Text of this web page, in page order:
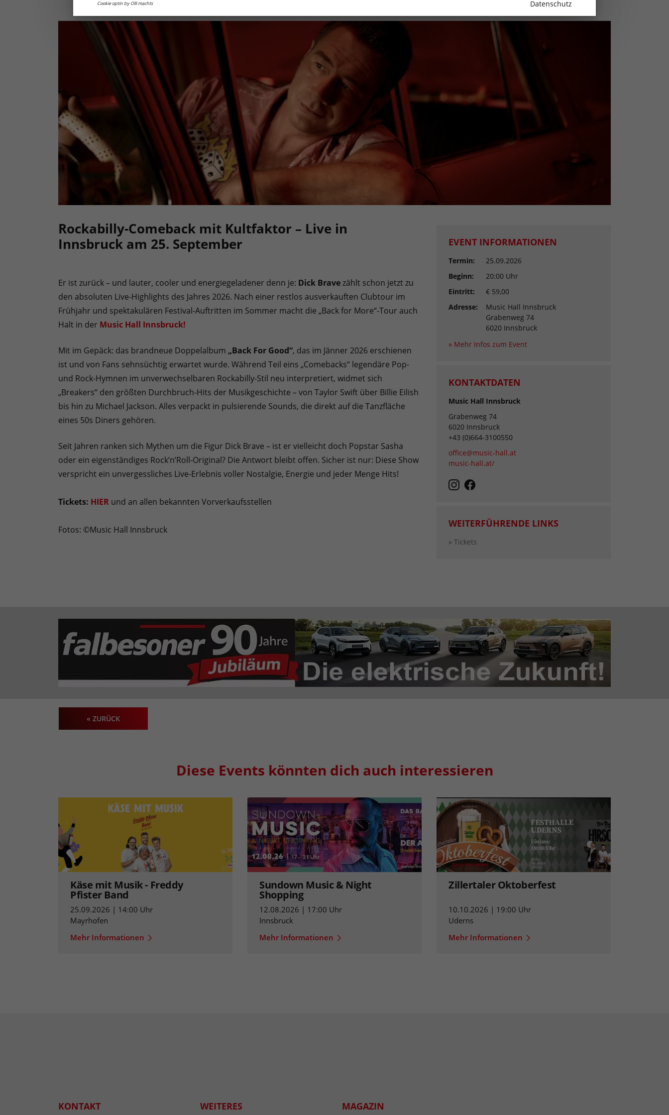
Rockabilly-Comeback mit Kultfaktor – Live in
Innsbruck am 25. September
Er ist zurück – und lauter, cooler und energiegeladener denn je: Dick Bravezählt schon jetzt zu
den absoluten Live-Highlights des Jahres 2026. Nach einer restlos ausverkauften Clubtour im
Frühjahr und spektakulären Festival-Auftritten im Sommer macht die „Back for More“-Tour auch
Halt in der Music Hall Innsbruck!
Mit im Gepäck: das brandneue Doppelalbum „Back For Good“, das im Jänner 2026 erschienen
ist und von Fans sehnsüchtig erwartet wurde. Während Teil eins „Comebacks“ legendäre Pop-
und Rock-Hymnen im unverwechselbaren Rockabilly-Stil neu interpretiert, widmet sich
„Breakers“ den größten Durchbruch-Hits der Musikgeschichte – von Taylor Swift über Billie Eilish
bis hin zu Michael Jackson. Alles verpackt in pulsierende Sounds, die direkt auf die Tanzfläche
eines 50s Diners gehören.
Seit Jahren ranken sich Mythen um die Figur Dick Brave – ist er vielleicht doch Popstar Sasha
oder ein eigenständiges Rock’n’Roll-Original? Die Antwort bleibt offen. Sicher ist nur: Diese Show
verspricht ein unvergessliches Live-Erlebnis voller Nostalgie, Energie und jeder Menge Hits!
Tickets: HIER und an allen bekannten Vorverkaufsstellen
Fotos: ©Music Hall Innsbruck
EVENT INFORMATIONEN
Termin:
25.09.2026
Beginn:
20:00 Uhr
Eintritt:
€ 59,00
Adresse:
Music Hall Innsbruck
Grabenweg 74
6020 Innsbruck
» Mehr Infos zum Event
KONTAKTDATEN
Music Hall Innsbruck
Grabenweg 74
6020 Innsbruck
+43 (0)664-3100550
office@music-hall.at
music-hall.at/
WEITERFÜHRENDE LINKS
» Tickets
« ZURÜCK
Diese Events könnten dich auch interessieren
Käse mit Musik - Freddy
Pfister Band
25.09.2026 | 14:00 Uhr
Mayrhofen
Mehr Informationen
Sundown Music & Night
Shopping
12.08.2026 | 17:00 Uhr
Innsbruck
Mehr Informationen
Zillertaler Oktoberfest
10.10.2026 | 19:00 Uhr
Uderns
Mehr Informationen
KONTAKT WEITERES MAGAZIN
Cookie optin by Olli machts Datenschutz